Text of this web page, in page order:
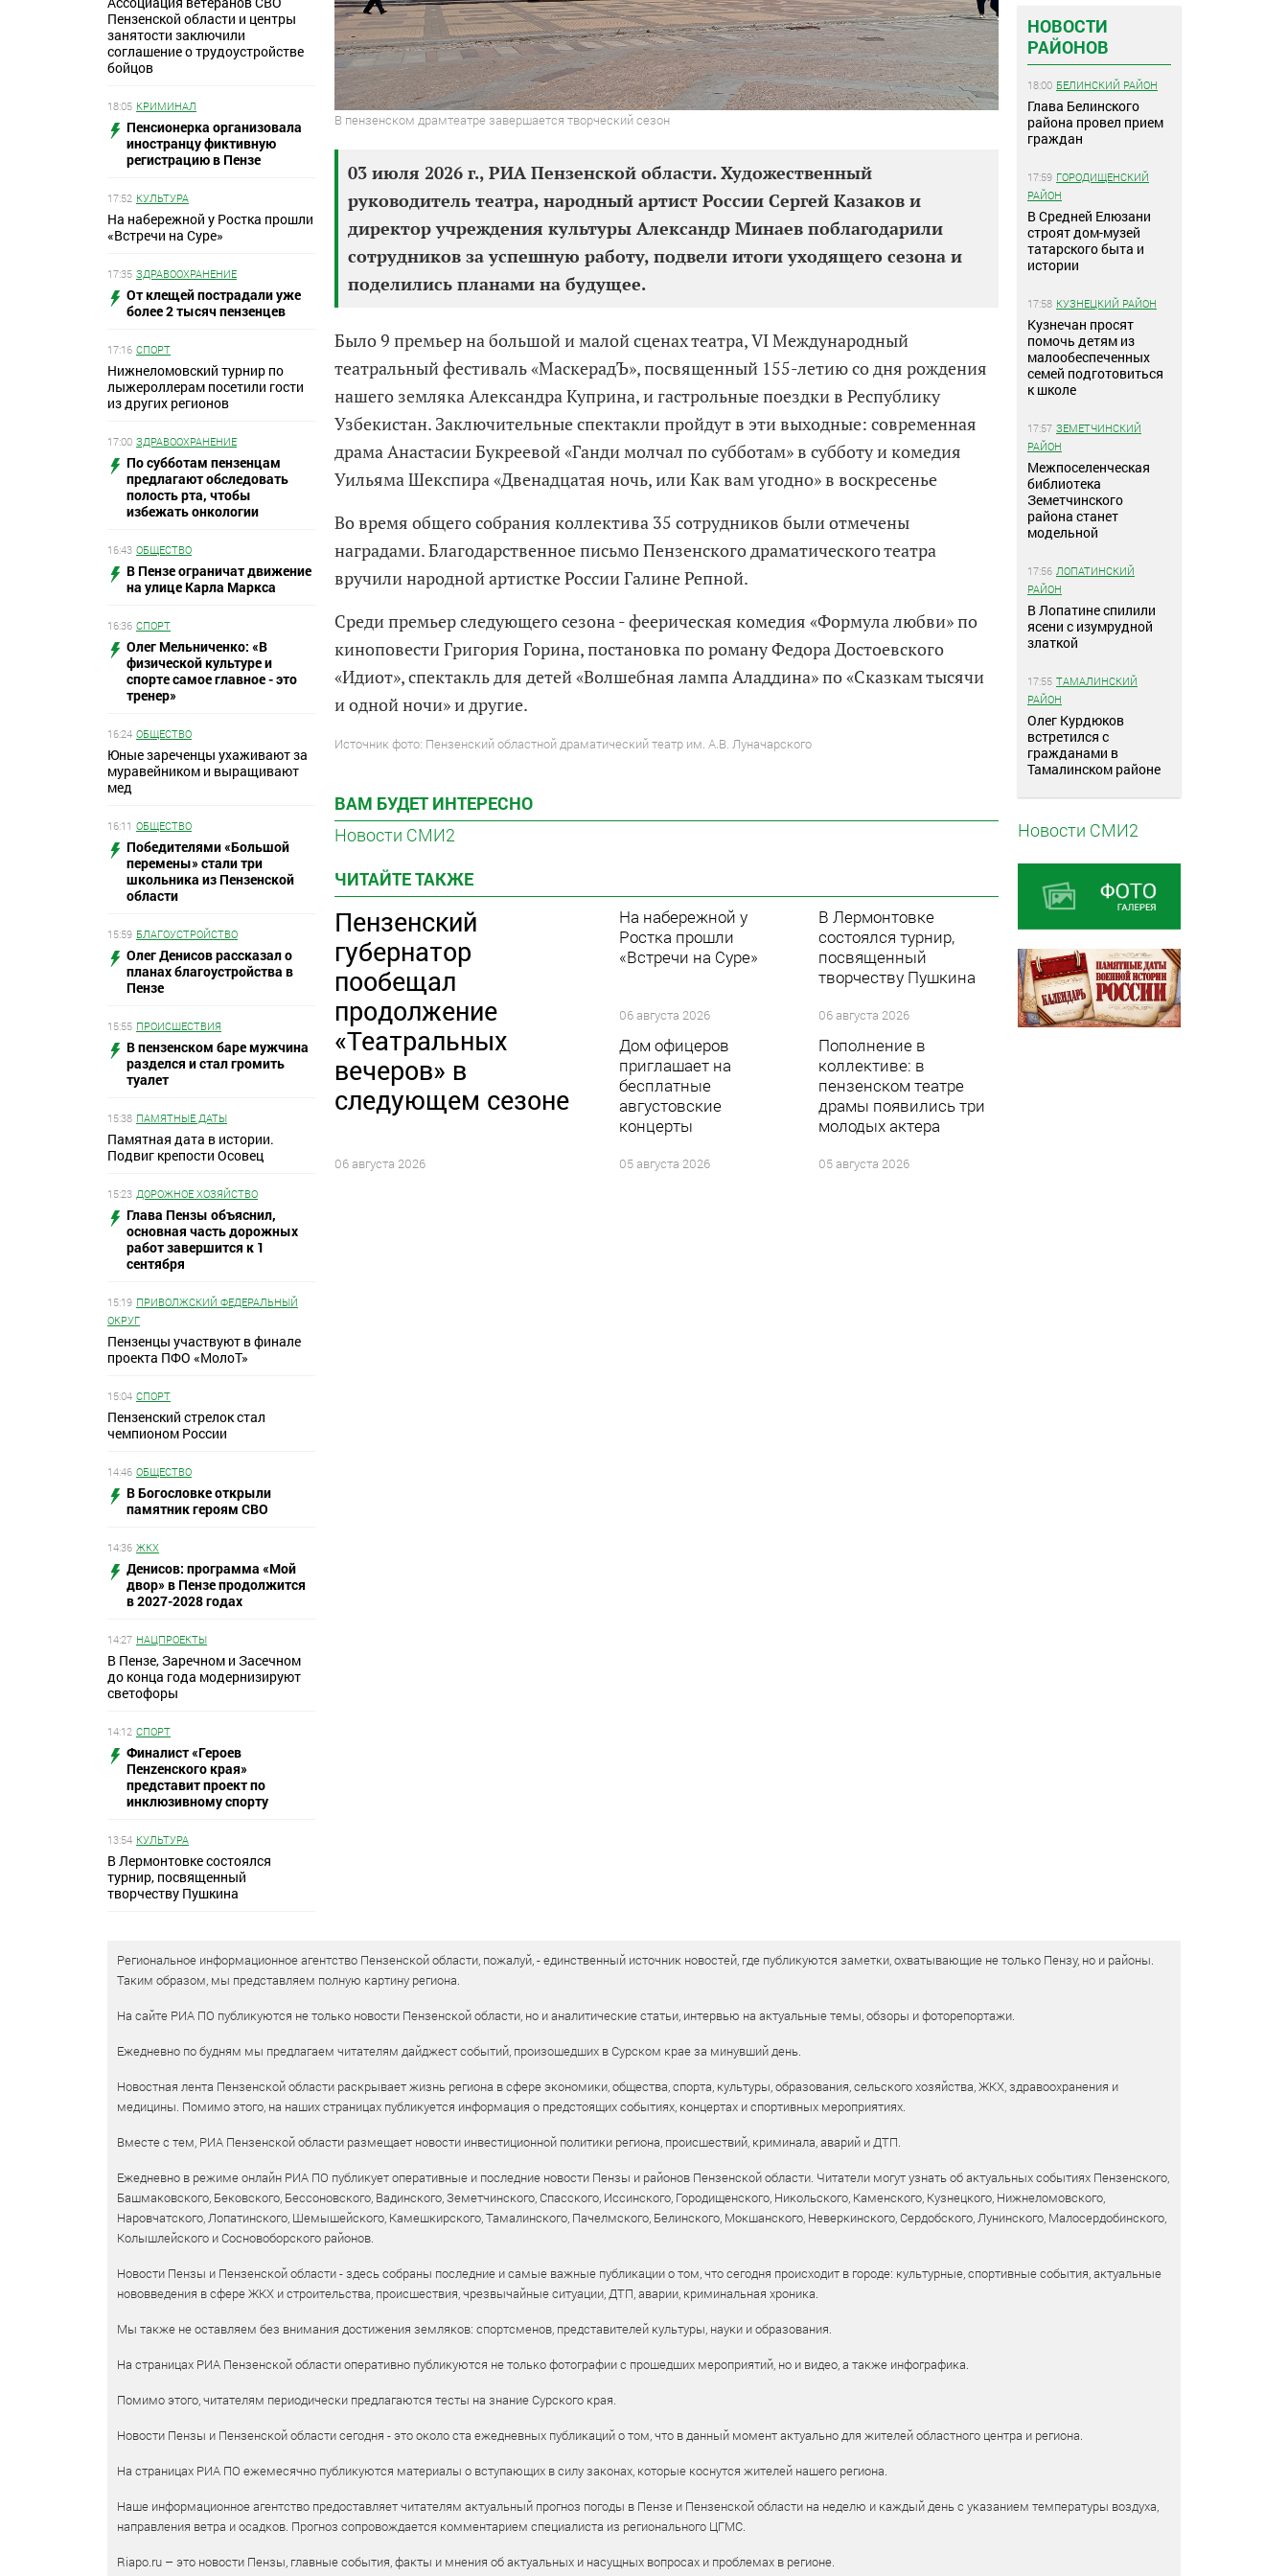
Пензенской области и центры
занятости заключили
соглашение о трудоустройстве
бойцов
18:05 КРИМИНАЛ
Пенсионерка организовала
иностранцу фиктивную
регистрацию в Пензе
17:52 КУЛЬТУРА
На набережной у Ростка прошли
«Встречи на Суре»
17:35 ЗДРАВООХРАНЕНИЕ
От клещей пострадали уже
более 2 тысяч пензенцев
17:16 СПОРТ
Нижнеломовский турнир по
лыжероллерам посетили гости
из других регионов
17:00 ЗДРАВООХРАНЕНИЕ
По субботам пензенцам
предлагают обследовать
полость рта, чтобы
избежать онкологии
16:43 ОБЩЕСТВО
В Пензе ограничат движение
на улице Карла Маркса
16:36 СПОРТ
Олег Мельниченко: «В
физической культуре и
спорте самое главное - это
тренер»
16:24 ОБЩЕСТВО
Юные зареченцы ухаживают за
муравейником и выращивают
мед
16:11 ОБЩЕСТВО
Победителями «Большой
перемены» стали три
школьника из Пензенской
области
15:59 БЛАГОУСТРОЙСТВО
Олег Денисов рассказал о
планах благоустройства в
Пензе
15:55 ПРОИСШЕСТВИЯ
В пензенском баре мужчина
разделся и стал громить
туалет
15:38 ПАМЯТНЫЕ ДАТЫ
Памятная дата в истории.
Подвиг крепости Осовец
15:23 ДОРОЖНОЕ ХОЗЯЙСТВО
Глава Пензы объяснил,
основная часть дорожных
работ завершится к 1
сентября
15:19 ПРИВОЛЖСКИЙ ФЕДЕРАЛЬНЫЙ
ОКРУГ
Пензенцы участвуют в финале
проекта ПФО «МолоТ»
15:04 СПОРТ
Пензенский стрелок стал
чемпионом России
14:46 ОБЩЕСТВО
В Богословке открыли
памятник героям СВО
14:36 ЖКХ
Денисов: программа «Мой
двор» в Пензе продолжится
в 2027-2028 годах
14:27 НАЦПРОЕКТЫ
В Пензе, Заречном и Засечном
до конца года модернизируют
светофоры
14:12 СПОРТ
Финалист «Героев
Пенzенского края»
представит проект по
инклюзивному спорту
13:54 КУЛЬТУРА
В Лермонтовке состоялся
турнир, посвященный
творчеству Пушкина
В пензенском драмтеатре завершается творческий сезон
03 июля 2026 г., РИА Пензенской области. Художественный
руководитель театра, народный артист России Сергей Казаков и
директор учреждения культуры Александр Минаев поблагодарили
сотрудников за успешную работу, подвели итоги уходящего сезона и
поделились планами на будущее.
Было 9 премьер на большой и малой сценах театра, VI Международный
театральный фестиваль «МаскерадЪ», посвященный 155-летию со дня рождения
нашего земляка Александра Куприна, и гастрольные поездки в Республику
Узбекистан. Заключительные спектакли пройдут в эти выходные: современная
драма Анастасии Букреевой «Ганди молчал по субботам» в субботу и комедия
Уильяма Шекспира «Двенадцатая ночь, или Как вам угодно» в воскресенье
Во время общего собрания коллектива 35 сотрудников были отмечены
наградами. Благодарственное письмо Пензенского драматического театра
вручили народной артистке России Галине Репной.
Среди премьер следующего сезона - феерическая комедия «Формула любви» по
киноповести Григория Горина, постановка по роману Федора Достоевского
«Идиот», спектакль для детей «Волшебная лампа Аладдина» по «Сказкам тысячи
и одной ночи» и другие.
Источник фото: Пензенский областной драматический театр им. А.В. Луначарского
ВАМ БУДЕТ ИНТЕРЕСНО
Новости СМИ2
ЧИТАЙТЕ ТАКЖЕ
Пензенский
губернатор
пообещал
продолжение
«Театральных
вечеров» в
следующем сезоне
06 августа 2026
На набережной у
Ростка прошли
«Встречи на Суре»
06 августа 2026
В Лермонтовке
состоялся турнир,
посвященный
творчеству Пушкина
06 августа 2026
Дом офицеров
приглашает на
бесплатные
августовские
концерты
05 августа 2026
Пополнение в
коллективе: в
пензенском театре
драмы появились три
молодых актера
05 августа 2026
НОВОСТИ
РАЙОНОВ
18:00 БЕЛИНСКИЙ РАЙОН
Глава Белинского
района провел прием
граждан
17:59 ГОРОДИЩЕНСКИЙ
РАЙОН
В Средней Елюзани
строят дом-музей
татарского быта и
истории
17:58 КУЗНЕЦКИЙ РАЙОН
Кузнечан просят
помочь детям из
малообеспеченных
семей подготовиться
к школе
17:57 ЗЕМЕТЧИНСКИЙ
РАЙОН
Межпоселенческая
библиотека
Земетчинского
района станет
модельной
17:56 ЛОПАТИНСКИЙ
РАЙОН
В Лопатине спилили
ясени с изумрудной
златкой
17:55 ТАМАЛИНСКИЙ
РАЙОН
Олег Курдюков
встретился с
гражданами в
Тамалинском районе
Новости СМИ2
Региональное информационное агентство Пензенской области, пожалуй, - единственный источник новостей, где публикуются заметки, охватывающие не только Пензу, но и районы.
Таким образом, мы представляем полную картину региона.
На сайте РИА ПО публикуются не только новости Пензенской области, но и аналитические статьи, интервью на актуальные темы, обзоры и фоторепортажи.
Ежедневно по будням мы предлагаем читателям дайджест событий, произошедших в Сурском крае за минувший день.
Новостная лента Пензенской области раскрывает жизнь региона в сфере экономики, общества, спорта, культуры, образования, сельского хозяйства, ЖКХ, здравоохранения и
медицины. Помимо этого, на наших страницах публикуется информация о предстоящих событиях, концертах и спортивных мероприятиях.
Вместе с тем, РИА Пензенской области размещает новости инвестиционной политики региона, происшествий, криминала, аварий и ДТП.
Ежедневно в режиме онлайн РИА ПО публикует оперативные и последние новости Пензы и районов Пензенской области. Читатели могут узнать об актуальных событиях Пензенского,
Башмаковского, Бековского, Бессоновского, Вадинского, Земетчинского, Спасского, Иссинского, Городищенского, Никольского, Каменского, Кузнецкого, Нижнеломовского,
Наровчатского, Лопатинского, Шемышейского, Камешкирского, Тамалинского, Пачелмского, Белинского, Мокшанского, Неверкинского, Сердобского, Лунинского, Малосердобинского,
Колышлейского и Сосновоборского районов.
Новости Пензы и Пензенской области - здесь собраны последние и самые важные публикации о том, что сегодня происходит в городе: культурные, спортивные события, актуальные
нововведения в сфере ЖКХ и строительства, происшествия, чрезвычайные ситуации, ДТП, аварии, криминальная хроника.
Мы также не оставляем без внимания достижения земляков: спортсменов, представителей культуры, науки и образования.
На страницах РИА Пензенской области оперативно публикуются не только фотографии с прошедших мероприятий, но и видео, а также инфографика.
Помимо этого, читателям периодически предлагаются тесты на знание Сурского края.
Новости Пензы и Пензенской области сегодня - это около ста ежедневных публикаций о том, что в данный момент актуально для жителей областного центра и региона.
На страницах РИА ПО ежемесячно публикуются материалы о вступающих в силу законах, которые коснутся жителей нашего региона.
Наше информационное агентство предоставляет читателям актуальный прогноз погоды в Пензе и Пензенской области на неделю и каждый день с указанием температуры воздуха,
направления ветра и осадков. Прогноз сопровождается комментарием специалиста из регионального ЦГМС.
Riapo.ru – это новости Пензы, главные события, факты и мнения об актуальных и насущных вопросах и проблемах в регионе.